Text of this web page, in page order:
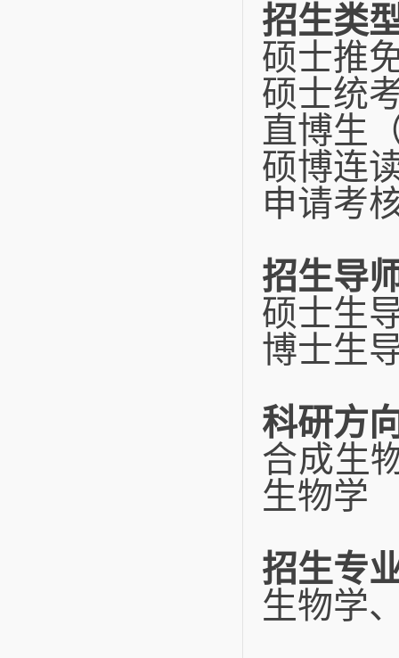
招生类
硕士推
硕士统
直博生
硕博连
申请考
招生导
硕士生
博士生
科研方
合成生
生物学
招生专
生物学